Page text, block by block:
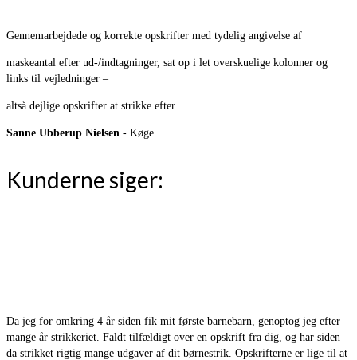
Gennemarbejdede og korrekte opskrifter med tydelig angivelse af
maskeantal efter ud-/indtagninger, sat op i let overskuelige kolonner og
links til vejledninger –
altså dejlige opskrifter at strikke efter
Sanne Ubberup Nielsen - Køge
Kunderne siger:
Da jeg for omkring 4 år siden fik mit første barnebarn, genoptog jeg efter
mange år strikkeriet. Faldt tilfældigt over en opskrift fra dig, og har siden
da strikket rigtig mange udgaver af dit børnestrik. Opskrifterne er lige til at